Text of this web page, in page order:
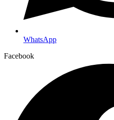
WhatsApp
Facebook